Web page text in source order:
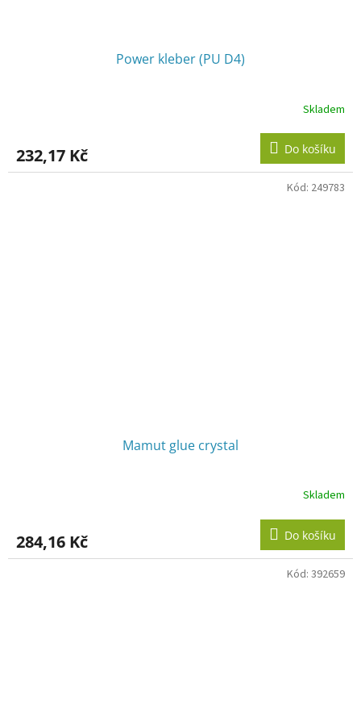
Power kleber (PU D4)
Skladem
232,17 Kč Do košíku
Mamut glue crystal
Skladem
284,16 Kč Do košíku
Kód: 249783
Kód: 392659